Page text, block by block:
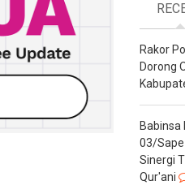
Rakor
Dorong
Babinsa
03/Sape
Sinergi
Qur'ani